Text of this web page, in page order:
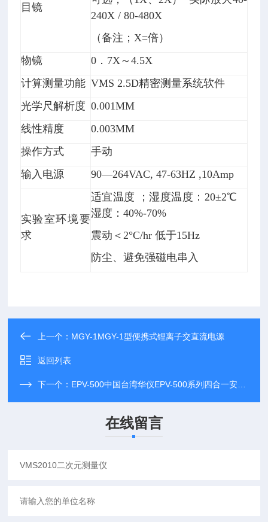
目镜
240X / 80-480X
（备注；X=倍）
物镜
0．7X～4.5X
计算测量功能 VMS 2.5D精密测量系统软件
光学尺解析度 0.001MM
线性精度
0.003MM
操作方式
手动
输入电源
90—264VAC, 47-63HZ ,10Amp
实验室环境要
求
适宜温度 ；湿度温度：20±2℃
湿度：40%-70%
震动＜2°C/hr 低于15Hz
防尘、避免强磁电串入
上一个： MGY-1MGY-1型便携式锂离子交直流电源
返回列表
下一个： EPV-500中国台湾华仪EPV-500系列四合一安规分析仪
在线留言